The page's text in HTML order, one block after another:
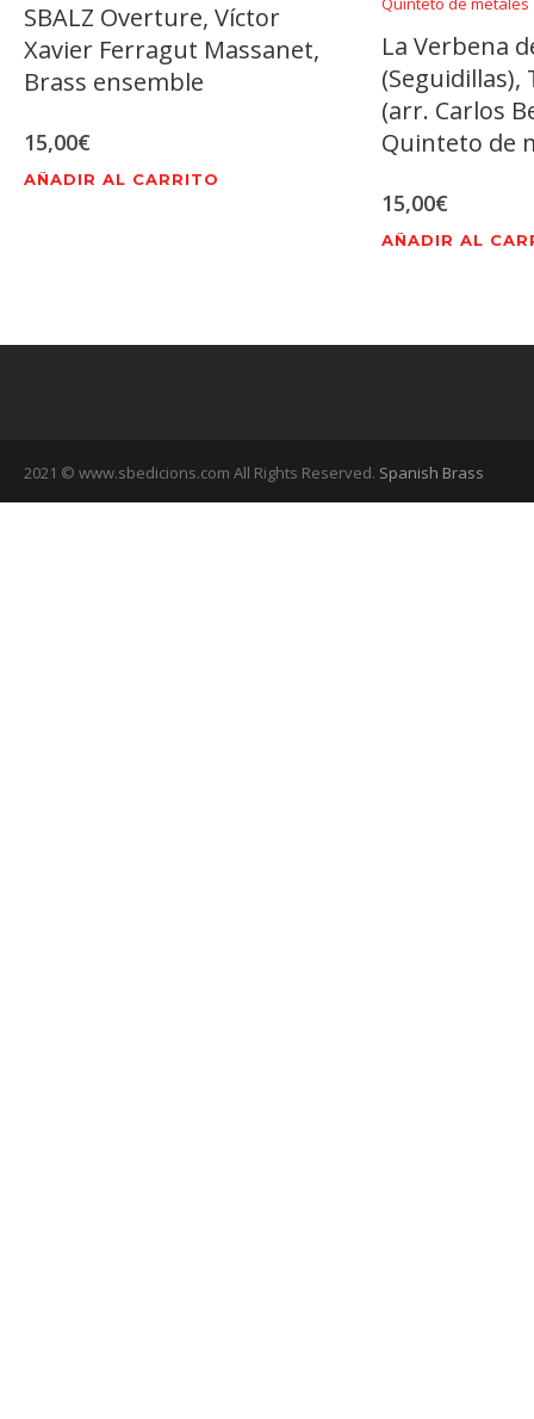
SBALZ Overture, Víctor
Xavier Ferragut Massanet,
Brass ensemble
15,00€
AÑADIR AL CARRITO
La Verbena
(arr. Carlos
Quinteto de
15,00€
AÑADIR AL
2021 © www.sbedicions.com All Rights Reserved. Spanish Brass